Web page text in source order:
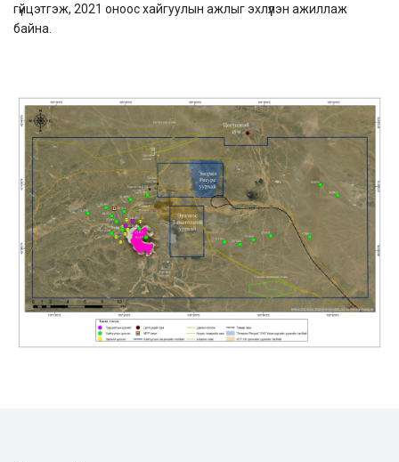
гүйцэтгэж, 2021 оноос хайгуулын ажлыг эхлүүлэн ажиллаж
байна.